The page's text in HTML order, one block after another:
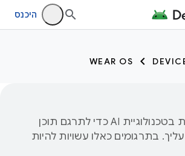
היכנס
WEAR OS
‫Google משתמשת בטכנולוגיית AI כדי לתרגם תוכן
בתרגומים כאלו עשויות להיות